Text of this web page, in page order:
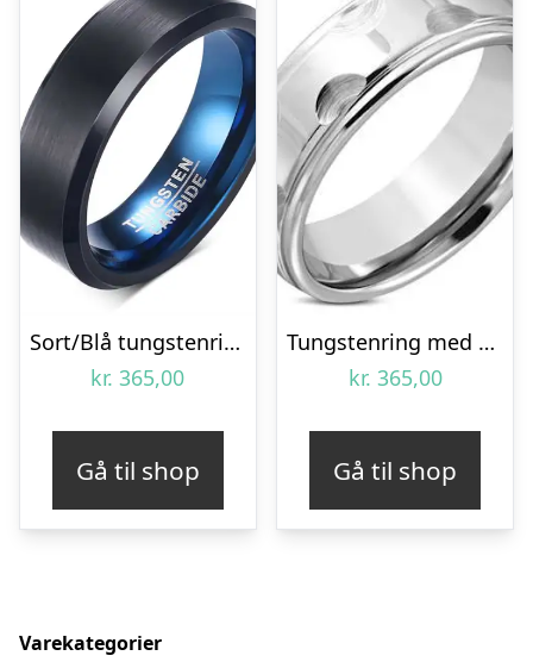
Sort/Blå tungstenring
kr. 365,00
Gå til shop
Tungstenring med kant
kr. 365,00
Gå til shop
Varekategorier